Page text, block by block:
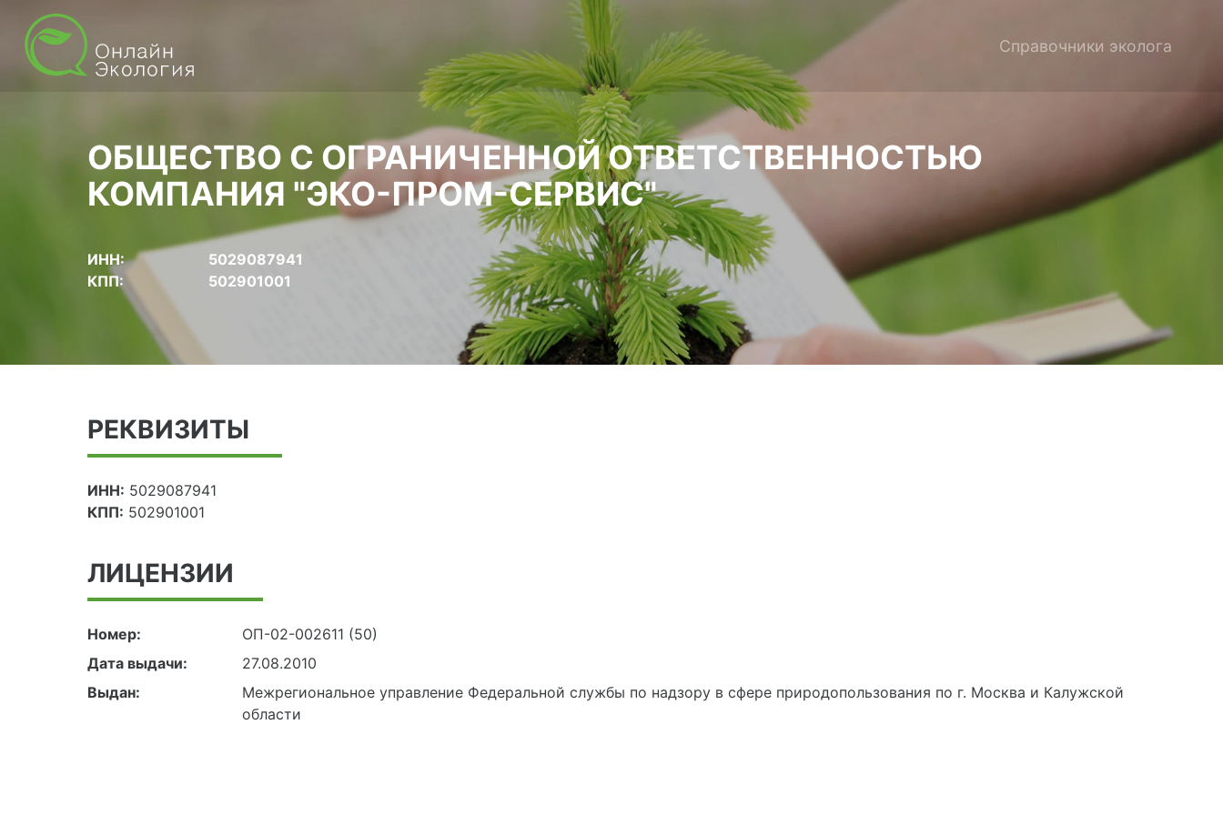
Справочники эколога
ОБЩЕСТВО С ОГРАНИЧЕННОЙ ОТВЕТСТВЕННОСТЬЮ
КОМПАНИЯ "ЭКО-ПРОМ-СЕРВИС"
ИНН:
5029087941
КПП:
502901001
РЕКВИЗИТЫ
ИНН: 5029087941
КПП: 502901001
ЛИЦЕНЗИИ
Номер:
ОП-02-002611 (50)
Дата выдачи:
27.08.2010
Выдан:
Межрегиональное управление Федеральной службы по надзору в сфере природопользования по г. Москва и Калужской
области